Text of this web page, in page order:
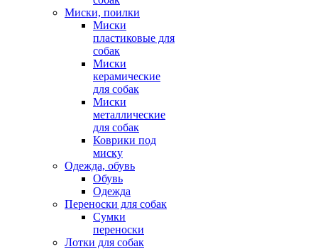
Миски, поилки
Миски
пластиковые для
собак
Миски
керамические
для собак
Миски
металлические
для собак
Коврики под
миску
Одежда, обувь
Обувь
Одежда
Переноски для собак
Сумки
переноски
Лотки для собак